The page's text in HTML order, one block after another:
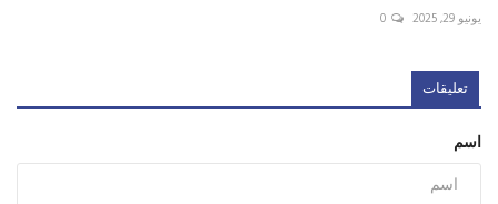
يونيو 29, 2025 0
تعليقات
اسم